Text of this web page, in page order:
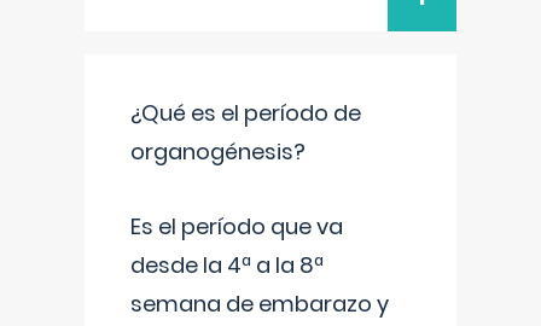
¿Qué es el período de
organogénesis?
Es el período que va
desde la 4ª a la 8ª
semana de embarazo y